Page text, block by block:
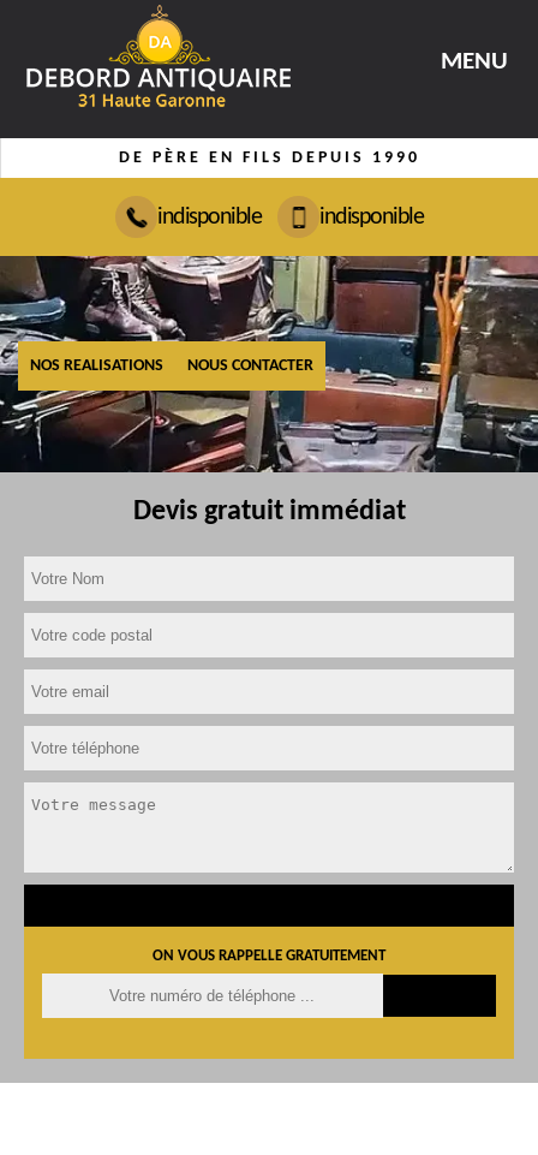
MENU
DE PÈRE EN FILS DEPUIS 1990
indisponible indisponible
NOS REALISATIONS NOUS CONTACTER
Devis gratuit immédiat
ON VOUS RAPPELLE GRATUITEMENT